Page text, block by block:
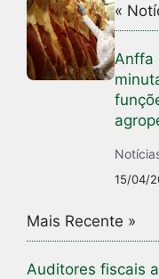
«
Anffa
15/04/
Mais Recente »
Auditores fiscais